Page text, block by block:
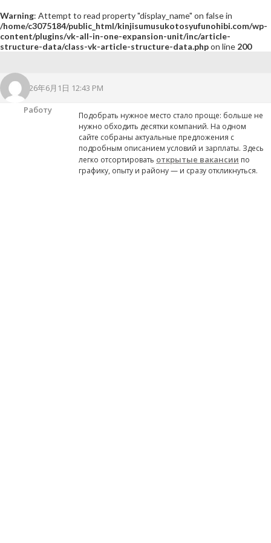
Warning: Attempt to read property "display_name" on false in
/home/c3075184/public_html/kinjisumusukotosyufunohibi.com/wp-
content/plugins/vk-all-in-one-expansion-unit/inc/article-
structure-data/class-vk-article-structure-data.phpon line 200
2026年6月1日 12:43 PM
Работу
Подобрать нужное место стало проще: больше не
нужно обходить десятки компаний. На одном
сайте собраны актуальные предложения с
подробным описанием условий и зарплаты. Здесь
легко отсортировать открытые вакансии по
графику, опыту и району — и сразу откликнуться.